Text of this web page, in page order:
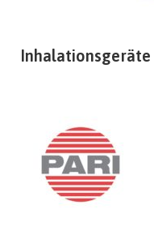
Inhalationsgeräte